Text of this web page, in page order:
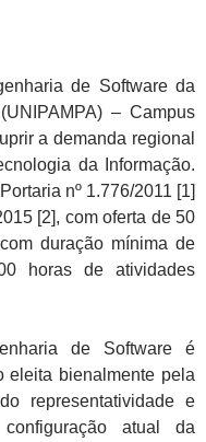
de Software da
– Campus
a demanda regional
da Informação.
nº 1.776/2011 [1]
[2], com oferta de 50
duração mínima de
horas de atividades
de Software é
eleita bienalmente pela
representatividade e
atual da